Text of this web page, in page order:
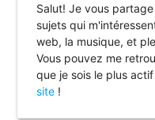
Salut! Je vous
sujets qui
web, la musique, et
Vous pouvez me
que je sois le plus
site !